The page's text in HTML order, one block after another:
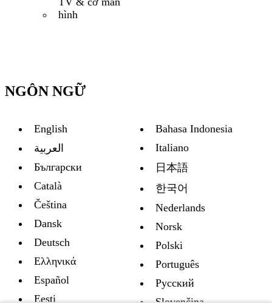
hình
NGÔN NGỮ
English
العربية
Български
Català
Čeština
Dansk
Deutsch
Ελληνικά
Español
Eesti
Bahasa Indonesia
Italiano
日本語
한국어
Nederlands
Norsk
Polski
Português
Русский